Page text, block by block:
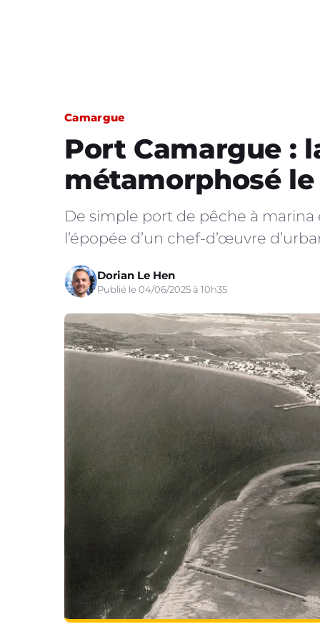
Camargue
Port Camargue :
métamorphosé
De simple port de pêche à
l’épopée d’un chef-d’œuvre
Dorian Le Hen
Publié le 04/06/2025 à 10h35